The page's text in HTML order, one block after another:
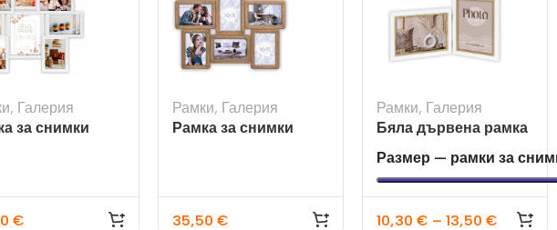
, Галерия
за снимки
€
Рамки, Галерия
Рамка за снимки
35,50 €
Рамки, Галерия
Бяла дървена рамка
Ayas 2L за 2 снимки
за 10×15 и 13×18
Размер — рамки за
10,30 € – 13,50 €